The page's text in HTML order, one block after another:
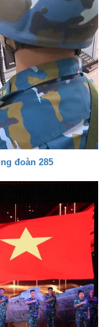
đoàn 285